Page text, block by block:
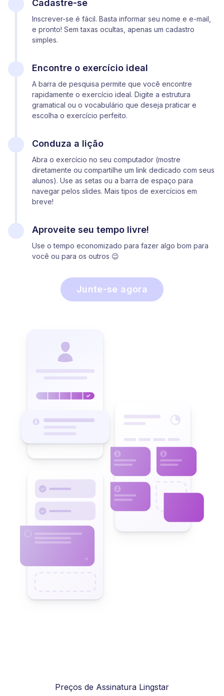
Cadastre-se
Inscrever-se é fácil. Basta informar seu nome e e-mail,
e pronto! Sem taxas ocultas, apenas um cadastro
simples.
Encontre o exercício ideal
A barra de pesquisa permite que você encontre
rapidamente o exercício ideal. Digite a estrutura
gramatical ou o vocabulário que deseja praticar e
escolha o exercício perfeito.
Conduza a lição
Abra o exercício no seu computador (mostre
diretamente ou compartilhe um link dedicado com seus
alunos). Use as setas ou a barra de espaço para
navegar pelos slides. Mais tipos de exercícios em
breve!
Aproveite seu tempo livre!
Use o tempo economizado para fazer algo bom para
você ou para os outros 😉
Junte-se agora
Preços de Assinatura Lingstar